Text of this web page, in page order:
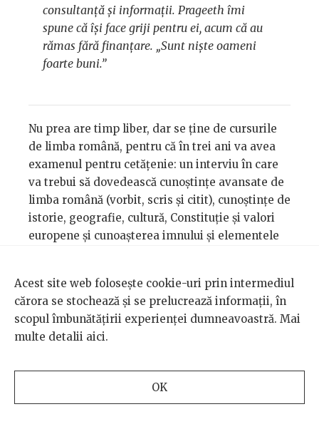
consultanță și informații. Prageeth îmi
spune că își face griji pentru ei, acum că au
rămas fără finanțare. „Sunt niște oameni
foarte buni.”
Nu prea are timp liber, dar se ține de cursurile
de limba română, pentru că în trei ani va avea
examenul pentru cetățenie: un interviu în care
va trebui să dovedească cunoștințe avansate de
limba română (vorbit, scris și citit), cunoștințe de
istorie, geografie, cultură, Constituție și valori
europene și cunoașterea imnului și elementele
film românesc?”. Până atunci, are un permis de
ședere temporară, care trebuie reînnoit o dată
pe an.
spune că bea și câte 30 de cafele pe zi. Acasă bea
Acest site web folosește cookie-uri prin intermediul
cărora se stochează și se prelucrează informații, în
scopul îmbunătățirii experienței dumneavoastră. Mai
multe detalii aici.
OK